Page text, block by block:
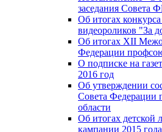
заседания Совета
Об итогах
видеороликов "За
Об итогах XII
Федерации
О подписке на
2016 год
Об утверждении
Совета Федерации
области
Об итогах детской
кампании 2015